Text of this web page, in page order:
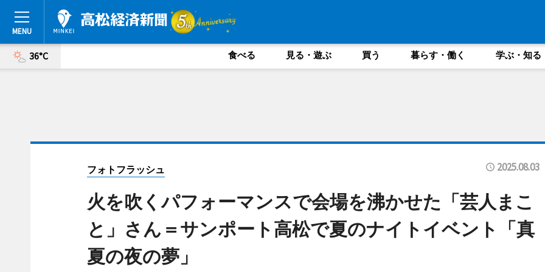
36°C 食べる 見る・遊ぶ 買う 暮らす・働く 学ぶ・知る
フォトフラッシュ 2025.08.03
火を吹くパフォーマンスで会場を沸かせた「芸人まこ
と」さん＝サンポート高松で夏のナイトイベント「真
夏の夜の夢」